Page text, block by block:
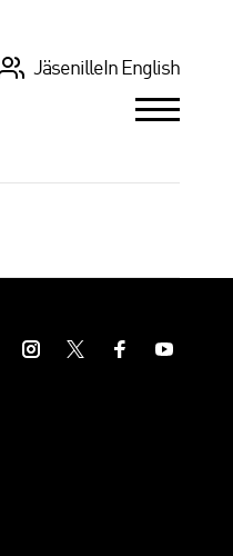
Jäsenille In English